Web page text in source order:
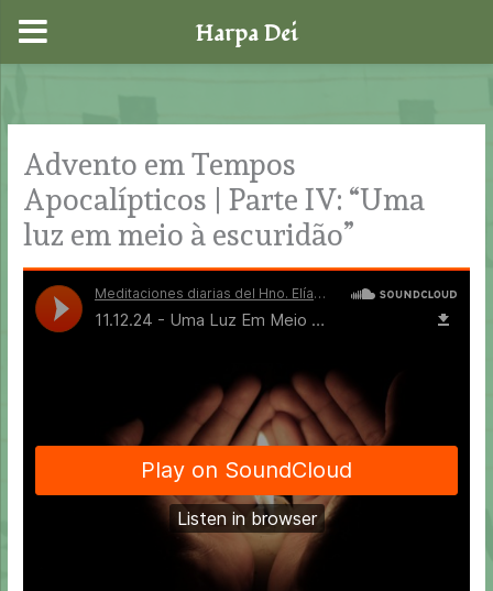
content
Advento em Tempos
Apocalípticos | Parte IV: “Uma
luz em meio à escuridão”
Harpa Dei